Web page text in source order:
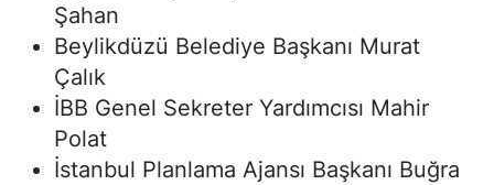
Şahan
Beylikdüzü Belediye Başkanı Murat
Çalık
İBB Genel Sekreter Yardımcısı Mahir
Polat
İstanbul Planlama Ajansı Başkanı Buğra